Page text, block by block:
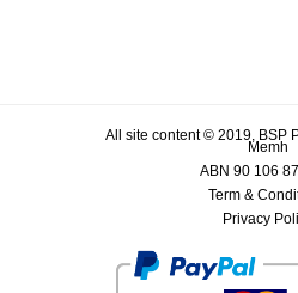
All site content © 2019, BSP
Memh
ABN 90 106
Term &
Privacy